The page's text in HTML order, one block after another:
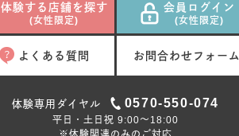
体験する店舗を探す
(女性限定)
会員ログイン
(女性限定)
よくある質問 お問合わせフォーム
体験専用ダイヤル 0570-550-074
平日・土日祝 9:00〜18:00